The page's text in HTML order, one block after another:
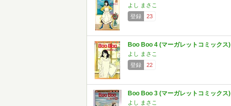
よし まさこ
登録
23
Boo Boo 4 (マーガレットコミックス)
よし まさこ
登録
22
Boo Boo 3 (マーガレットコミックス)
よし まさこ